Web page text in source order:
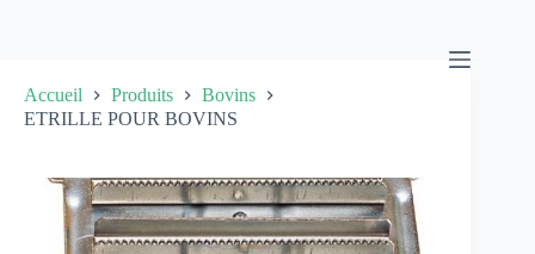
Accueil Produits
Bovins
ETRILLE POUR BOVINS